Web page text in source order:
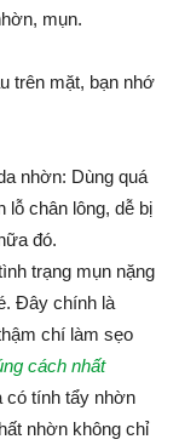
mụn.
trên mặt, bạn nhớ
nhờn: Dùng quá
lỗ chân lông, dễ bị
đó.
trạng mụn nặng
Đây chính là
chí làm sẹo
cách nhất
có tính tẩy nhờn
nhờn không chỉ